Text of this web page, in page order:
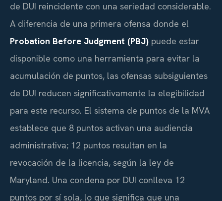
de DUI reincidente con una seriedad considerable.
A diferencia de una primera ofensa donde el
Probation Before Judgment (PBJ) puede estar
disponible como una herramienta para evitar la
acumulación de puntos, las ofensas subsiguientes
de DUI reducen significativamente la elegibilidad
para este recurso. El sistema de puntos de la MVA
establece que 8 puntos activan una audiencia
administrativa; 12 puntos resultan en la
revocación de la licencia, según la ley de
Maryland. Una condena por DUI conlleva 12
puntos por sí sola, lo que significa que una